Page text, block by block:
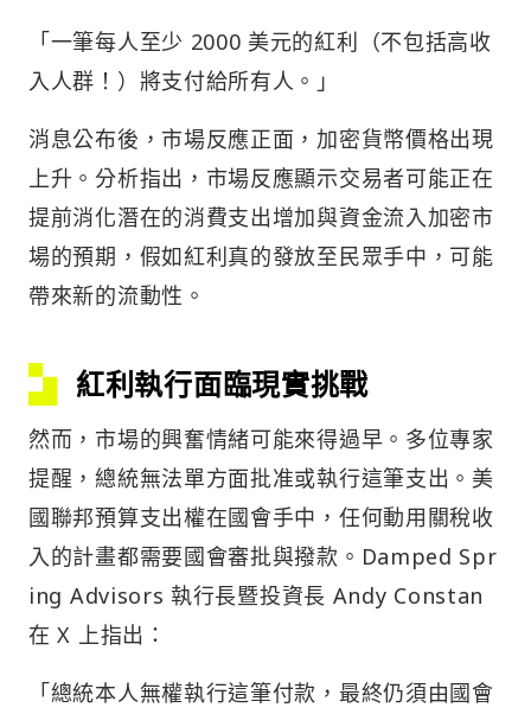
「一筆每人至少 2000 美元的紅利（不包括高收
入人群！）將支付給所有人。」
消息公布後，市場反應正面，加密貨幣價格出現
上升。分析指出，市場反應顯示交易者可能正在
提前消化潛在的消費支出增加與資金流入加密市
場的預期，假如紅利真的發放至民眾手中，可能
帶來新的流動性。
紅利執行面臨現實挑戰
然而，市場的興奮情緒可能來得過早。多位專家
提醒，總統無法單方面批准或執行這筆支出。美
國聯邦預算支出權在國會手中，任何動用關稅收
入的計畫都需要國會審批與撥款。Damped Spr
ing Advisors 執行長暨投資長 Andy Constan
在 X 上指出：
「總統本人無權執行這筆付款，最終仍須由國會